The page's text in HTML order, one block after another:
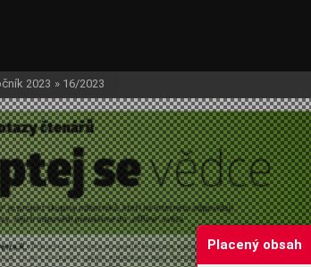
2023 » 16/2023
Placený obsah